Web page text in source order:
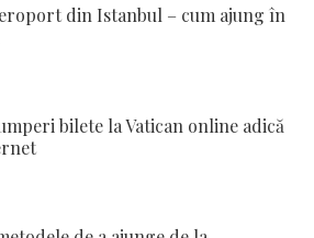
din Istanbul – cum ajung în
bilete la Vatican online adică